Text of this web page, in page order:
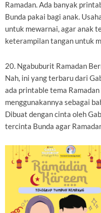
Ramadan. Ada banyak
Bunda pakai bagi anak.
untuk mewarnai, agar anak
keterampilan tangan untuk
20. Ngabuburit Ramadan
Nah, ini yang terbaru dari
ada printable tema
menggunakannya sebagai
Dibuat dengan cinta oleh
tercinta Bunda agar